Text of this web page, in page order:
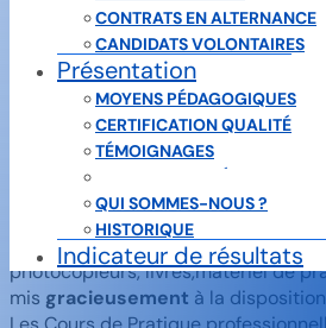
CONTRATS EN ALTERNANCE
CANDIDATS VOLONTAIRES
Présentation
MOYENS PÉDAGOGIQUES
CERTIFICATION QUALITÉ
TÉMOIGNAGES
QUI SOMMES-NOUS ?
HISTORIQUE
Indicateur de résultats
de Professionnalisation viennent en
semaine, en alternance avec
C’est pourquoi nous proposons des
et du matériel en parfaite
dynamisme.
Les Cours de théorie sont
Elisabeth à Clermont-Ferrand, à
qui permet d’accueillir un maximum
viennent des villes ou départements
Tous les outils et documents
photocopieurs, livres,matériel de
mis gracieusement à la disposition